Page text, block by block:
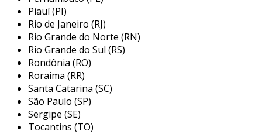
container frigorífico, está acoplada à estrutura
e pode ser acionada através de corrente
elétrica trifásica. um dos acessórios que
complementam o produto é o transformador
380 v p/ 440 v.
o melhor e mais completo container
frigorífico usado a venda
portanto, os containers marítimos apresentam
Piauí (PI)
Rio de Janeiro (RJ)
Rio Grande do Norte (RN)
Rio Grande do Sul (RS)
Rondônia (RO)
Roraima (RR)
Santa Catarina (SC)
São Paulo (SP)
Sergipe (SE)
Tocantins (TO)